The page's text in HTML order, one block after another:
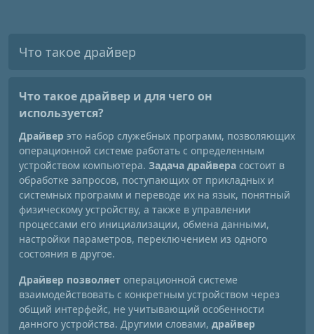
Что такое драйвер
Что такое драйвер и для чего он
используется?
Драйвер это набор служебных программ, позволяющих
операционной системе работать с определенным
устройством компьютера. Задача драйвера состоит в
обработке запросов, поступающих от прикладных и
системных программ и переводе их на язык, понятный
физическому устройству, а также в управлении
процессами его инициализации, обмена данными,
настройки параметров, переключением из одного
состояния в другое.
Драйвер позволяет операционной системе
взаимодействовать с конкретным устройством через
общий интерфейс, не учитывающий особенности
данного устройства. Другими словами, драйвер